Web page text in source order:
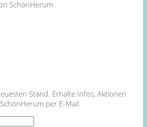
SchönHerum
Stand. Erhalte Infos, Aktionen
per E-Mail.